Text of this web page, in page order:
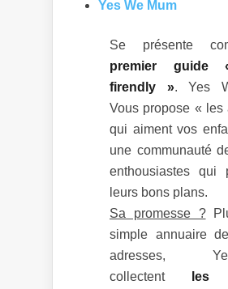
Yes We Mum
Se présente
premier guide
firendly ». Yes
Vous propose « les
qui aiment vos
une communauté
enthousiastes qui
leurs bons plans.
Sa promesse ?
simple annuaire
adresses,
collectent
les